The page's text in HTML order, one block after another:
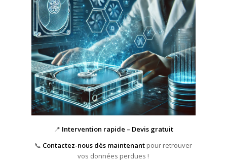
📍 Intervention rapide – Devis gratuit
📞 Contactez-nous dès maintenant pour retrouver
vos données perdues !